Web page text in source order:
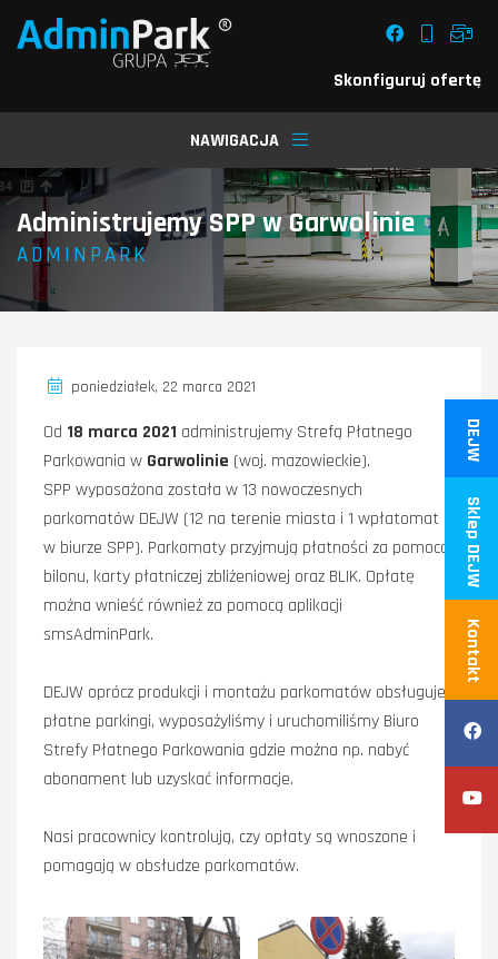
DEJW
Sklep DEJW
Kontakt
Skonfiguruj ofertę
NAWIGACJA
Administrujemy SPP w Garwolinie
/
ADMINPARK
poniedziałek, 22 marca 2021
Od 18 marca 2021 administrujemy Strefą Płatnego
Parkowania w Garwolinie (woj. mazowieckie).
SPP wyposażona została w 13 nowoczesnych
parkomatów DEJW (12 na terenie miasta i 1 wpłatomat
w biurze SPP). Parkomaty przyjmują płatności za pomocą
bilonu, karty płatniczej zbliżeniowej oraz BLIK. Opłatę
można wnieść również za pomocą aplikacji
smsAdminPark.
DEJW oprócz produkcji i montażu parkomatów obsługuje
płatne parkingi, wyposażyliśmy i uruchomiliśmy Biuro
Strefy Płatnego Parkowania gdzie można np. nabyć
abonament lub uzyskać informacje.
Nasi pracownicy kontrolują, czy opłaty są wnoszone i
pomagają w obsłudze parkomatów.